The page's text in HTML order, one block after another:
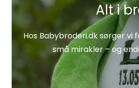
Alt i
Hos Babybroderi.dk sørger
små mirakler – og